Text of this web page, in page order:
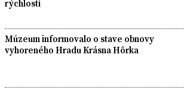
rýchlosti
Múzeum informovalo o stave obnovy
vyhoreného Hradu Krásna Hôrka